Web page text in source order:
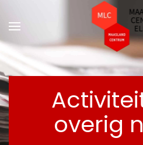
Terug naar hoofdinhoud
overig